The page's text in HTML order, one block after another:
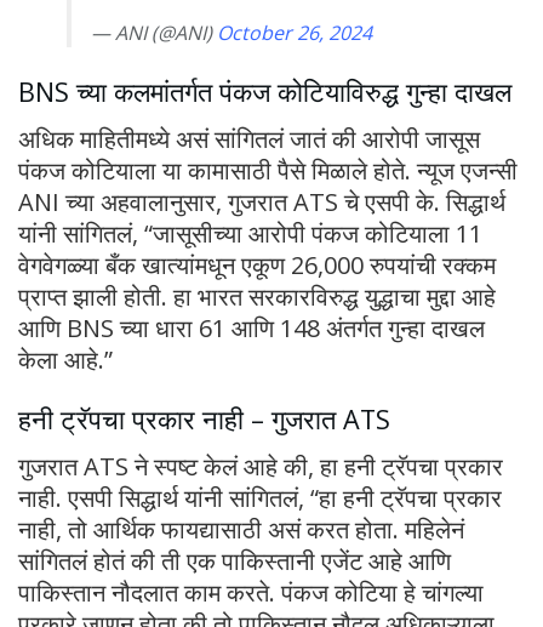
— ANI (@ANI) October 26, 2024
BNS च्या कलमांतर्गत पंकज कोटियाविरुद्ध गुन्हा दाखल
अधिक माहितीमध्ये असं सांगितलं जातं की आरोपी जासूस
पंकज कोटियाला या कामासाठी पैसे मिळाले होते. न्यूज एजन्सी
ANI च्या अहवालानुसार, गुजरात ATS चे एसपी के. सिद्धार्थ
यांनी सांगितलं, “जासूसीच्या आरोपी पंकज कोटियाला 11
वेगवेगळ्या बँक खात्यांमधून एकूण 26,000 रुपयांची रक्कम
प्राप्त झाली होती. हा भारत सरकारविरुद्ध युद्धाचा मुद्दा आहे
आणि BNS च्या धारा 61 आणि 148 अंतर्गत गुन्हा दाखल
केला आहे.”
हनी ट्रॅपचा प्रकार नाही – गुजरात ATS
गुजरात ATS ने स्पष्ट केलं आहे की, हा हनी ट्रॅपचा प्रकार
नाही. एसपी सिद्धार्थ यांनी सांगितलं, “हा हनी ट्रॅपचा प्रकार
नाही, तो आर्थिक फायद्यासाठी असं करत होता. महिलेनं
सांगितलं होतं की ती एक पाकिस्तानी एजेंट आहे आणि
पाकिस्तान नौदलात काम करते. पंकज कोटिया हे चांगल्या